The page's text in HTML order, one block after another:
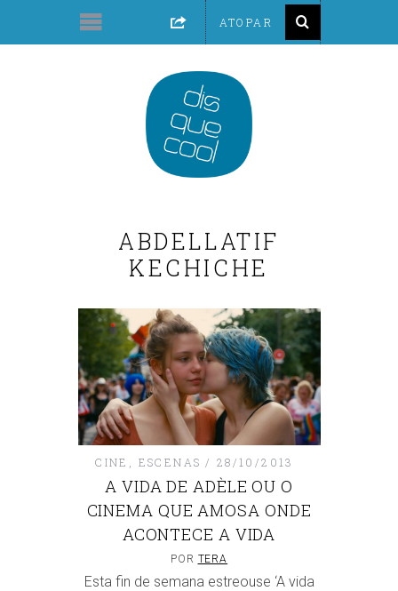
ABDELLATIF
KECHICHE
CINE ESCENAS 28/10/2013
A VIDA DE ADÈLE OU O
CINEMA QUE AMOSA ONDE
ACONTECE A VIDA
POR TERA
Esta fin de semana estreouse ‘A vida